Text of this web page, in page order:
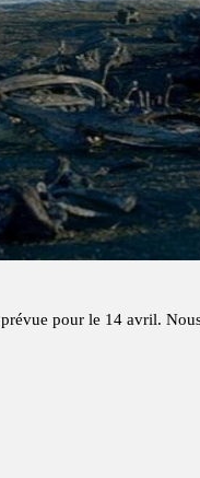
prévue pour le 14 avril.